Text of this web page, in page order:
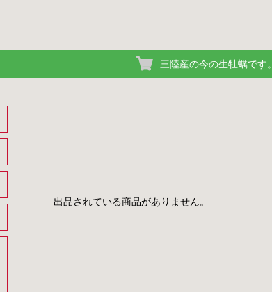
三陸産の今の生牡蠣です。
出品されている商品がありません。